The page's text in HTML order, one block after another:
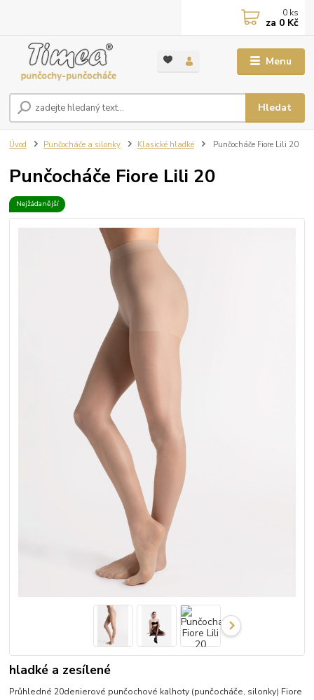
Menu
Hledat
0 ks
za 0 Kč
Úvod Punčocháče a silonky Klasické hladké Punčocháče Fiore Lili 20
Punčocháče Fiore Lili 20
Nejžádanější
hladké a zesílené
Průhledné 20denierové punčochové kalhoty (punčocháče, silonky) Fiore